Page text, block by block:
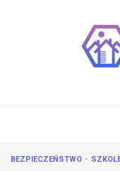
BEZPIECZEŃSTWO